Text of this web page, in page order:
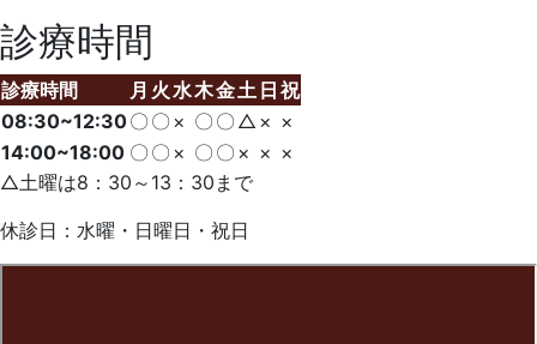
診療時間
診療時間 月 火 水木金土 日 祝
08:30~12:30〇 〇 × 〇 〇 △ × ×
14:00~18:00 〇 〇 × 〇 〇 × × ×
△土曜は8：30～13：30まで
休診日：水曜・日曜日・祝日